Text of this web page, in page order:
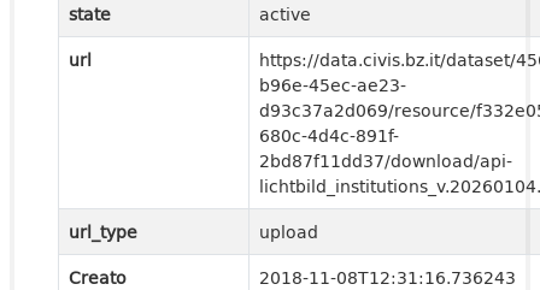
state
active
url
https://data.civis.bz.it/dataset/
b96e-45ec-ae23-
d93c37a2d069/resource/
680c-4d4c-891f-
2bd87f11dd37/download/api-
url_type
upload
Creato
2018-11-08T12:31:16.736243